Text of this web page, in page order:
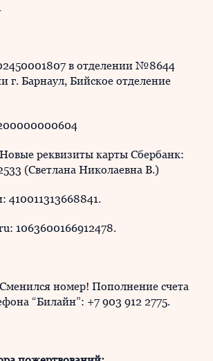
в отделении №8644
г. Барнаул, Бийское отделение
реквизиты карты Сбербанк:
(Светлана Николаевна В.)
410011313668841.
1063600166912478.
номер! Пополнение счета
“Билайн”: +7 903 912 2775.